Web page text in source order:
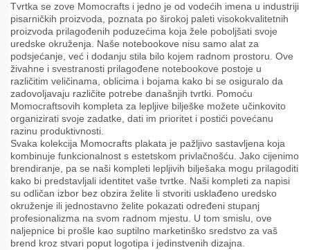
Tvrtka se zove Momocrafts i jedno je od vodećih imena u industriji
pisarničkih proizvoda, poznata po širokoj paleti visokokvalitetnih
proizvoda prilagođenih poduzećima koja žele poboljšati svoje
uredske okruženja. Naše notebookove nisu samo alat za
podsjećanje, već i dodanju stila bilo kojem radnom prostoru. Ove
živahne i svestranosti prilagođene notebookove postoje u
različitim veličinama, oblicima i bojama kako bi se osiguralo da
zadovoljavaju različite potrebe današnjih tvrtki. Pomoću
Momocraftsovih kompleta za lepljive bilješke možete učinkovito
organizirati svoje zadatke, dati im prioritet i postići povećanu
razinu produktivnosti.
Svaka kolekcija Momocrafts plakata je pažljivo sastavljena koja
kombinuje funkcionalnost s estetskom privlačnošću. Jako cijenimo
brendiranje, pa se naši kompleti lepljivih bilješaka mogu prilagoditi
kako bi predstavljali identitet vaše tvrtke. Naši kompleti za napisi
su odličan izbor bez obzira želite li stvoriti usklađeno uredsko
okruženje ili jednostavno želite pokazati određeni stupanj
profesionalizma na svom radnom mjestu. U tom smislu, ove
naljepnice bi prošle kao suptilno marketinško sredstvo za vaš
brend kroz stvari poput logotipa i jedinstvenih dizajna.